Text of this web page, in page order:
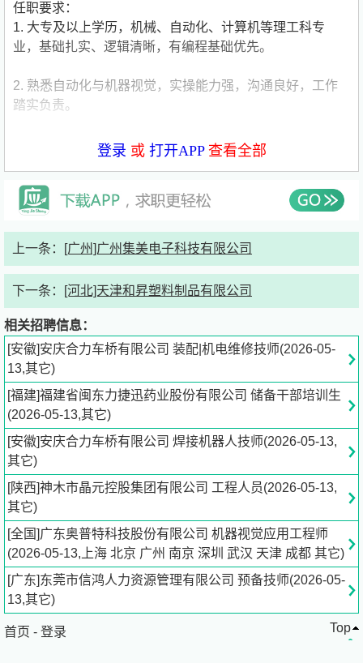
任职要求：
1. 大专及以上学历，机械、自动化、计算机等理工科专
业，基础扎实、逻辑清晰，有编程基础优先。
2. 熟悉自动化与机器视觉，实操能力强，沟通良好，工作
踏实负责。
3. 接受全国出差，应届生、实习生可培养，有相关经验者
工作内容：
负责视觉系统机械与软件的现场安装调试，分析解决各类系
企业信息
Company Info
广东奥普特科技股份有限公司
行业 其他仪器仪表制造业
规模 1000-4999人
地址
登录 或 打开APP查看全部
上一条： [广州]广州集美电子科技有限公司
下一条： [河北]天津和昇塑料制品有限公司
相关招聘信息：
[安徽]安庆合力车桥有限公司 装配|机电维修技师(2026-05-
13,其它)
[福建]福建省闽东力捷迅药业股份有限公司 储备干部培训生
(2026-05-13,其它)
[安徽]安庆合力车桥有限公司 焊接机器人技师(2026-05-13,
其它)
[陕西]神木市晶元控股集团有限公司 工程人员(2026-05-13,
其它)
[全国]广东奥普特科技股份有限公司 机器视觉应用工程师
(2026-05-13,上海 北京 广州 南京 深圳 武汉 天津 成都 其它)
[广东]东莞市信鸿人力资源管理有限公司 预备技师(2026-05-
13,其它)
首页 - 登录 Top